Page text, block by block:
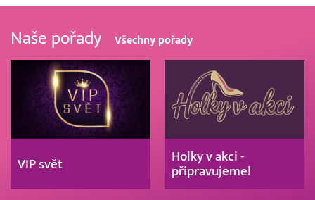
Naše pořady Všechny pořady
VIP svět
Holky v akci -
připravujeme!